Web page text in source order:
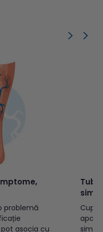
problemă
asocia cu
Cuprins: Ce este